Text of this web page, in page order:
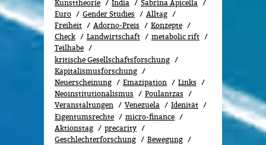
Kunsttheorie
India
Sabrina Apicella
Euro
Gender Studies
All­tag
Freiheit
Adorno-Preis
Konzepte
Check
Landwirtschaft
metabolic rift
Teilhabe
kritische Gesellschaftsforschung
Kapitalismusforschung
Neuerscheinung
Emazipation
Links
Neoinstitutionalismus
Poulantzas
Veranstaltungen
Venezuela
Idenität
Eigentumsrechte
micro-finance
Aktionstag
precarity
Geschlechterforschung
Bewe­gung